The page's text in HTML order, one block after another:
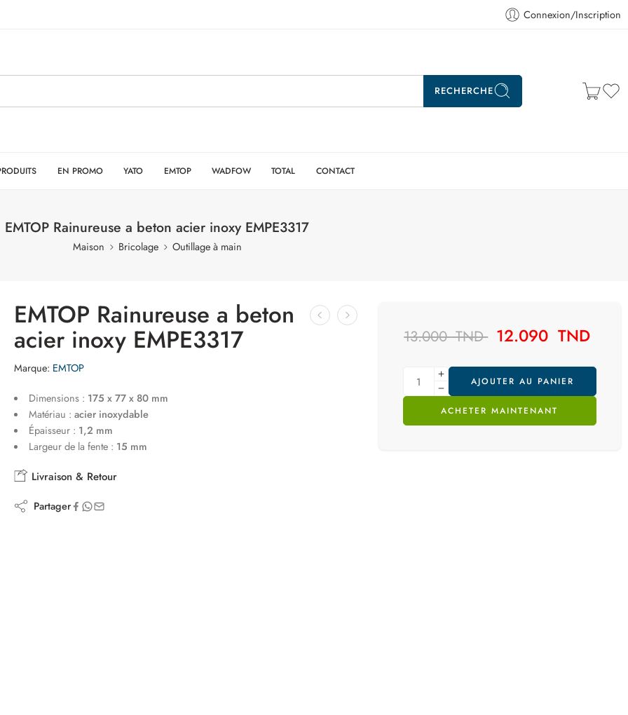
Connexion/Inscription
RECHERCHE
EN PROMO YATO EMTOP WADFOW TOTAL CONTACT
EMTOP Rainureuse a beton acier inoxy EMPE3317
Maison Bricolage Outillage à main
EMTOP Rainureuse a beton
acier inoxy EMPE3317
Marque: EMTOP
Dimensions : 175 x 77 x 80 mm
Matériau : acier inoxydable
Épaisseur : 1,2 mm
Largeur de la fente : 15 mm
Livraison & Retour
Partager
13.000TND 12.090 TND
AJOUTER AU PANIER
ACHETER MAINTENANT